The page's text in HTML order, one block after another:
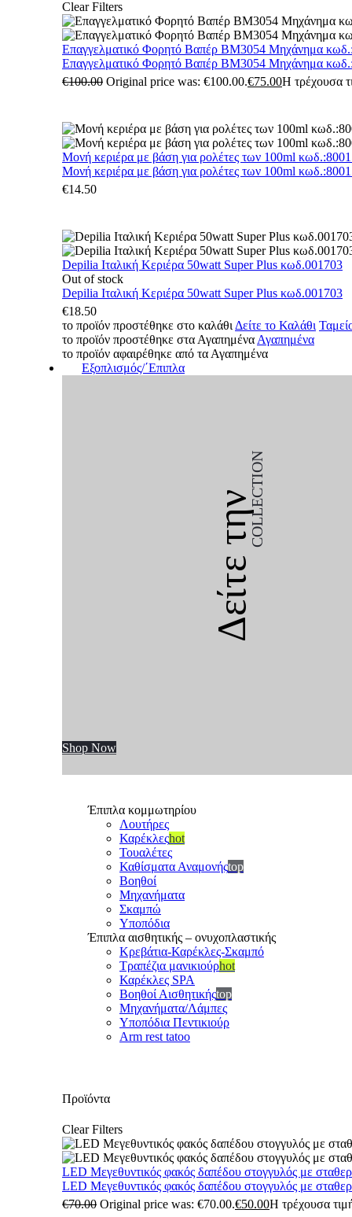
Clear Filters
Επαγγελματικό Φορητό Βαπέρ BM3054 Μηχάνημα
Επαγγελματικό Φορητό Βαπέρ BM3054 Μηχάνημα
€100.00 Original price was: €100.00.€75.00Η τρέχουσα
Μονή κεριέρα με βάση για ρολέτες των 100ml
Μονή κεριέρα με βάση για ρολέτες των 100ml
€14.50
Depilia Ιταλική Κεριέρα 50watt Super Plus κωδ.001703
Out of stock
Depilia Ιταλική Κεριέρα 50watt Super Plus κωδ.001703
€18.50
το προϊόν προστέθηκε στο καλάθι Δείτε το Καλάθι
το προϊόν προστέθηκε στα Αγαπημένα Αγαπημένα
το προϊόν αφαιρέθηκε από τα Αγαπημένα
Εξοπλισμός/΄Επιπλα
Δείτε τηνCOLLECTION
Shop Now
Έπιπλα κομμωτηρίου
Λουτήρες
Καρέκλεςhot
Τουαλέτες
Καθίσματα Αναμονήςtop
Βοηθοί
Μηχανήματα
Σκαμπώ
Υποπόδια
Έπιπλα αισθητικής – ονυχοπλαστικής
Κρεβάτια-Καρέκλες-Σκαμπό
Τραπέζια μανικιούρhot
Καρέκλες SPA
Βοηθοί Αισθητικήςtop
Μηχανήματα/Λάμπες
Υποπόδια Πεντικιούρ
Arm rest tatoo
Προϊόντα
Clear Filters
LED Μεγεθυντικός φακός δαπέδου στογγυλός με
LED Μεγεθυντικός φακός δαπέδου στογγυλός με
€70.00 Original price was: €70.00.€50.00Η τρέχουσα